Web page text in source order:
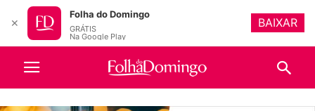
✕
Folha do Domingo
GRÁTIS
Na Google Play
BAIXAR